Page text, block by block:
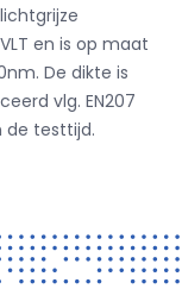
en is op maat
De dikte is
vlg. EN207
de testtijd.